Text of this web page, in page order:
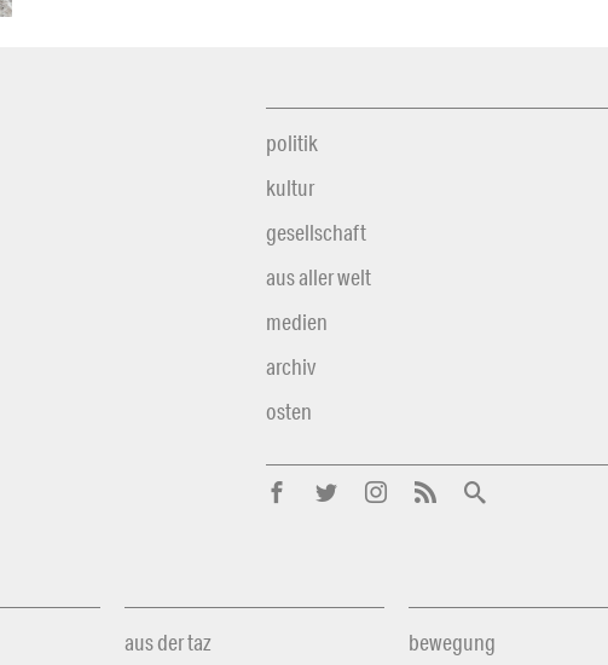
politik
kultur
gesellschaft
aus aller welt
medien
archiv
osten
aus der taz bewegung